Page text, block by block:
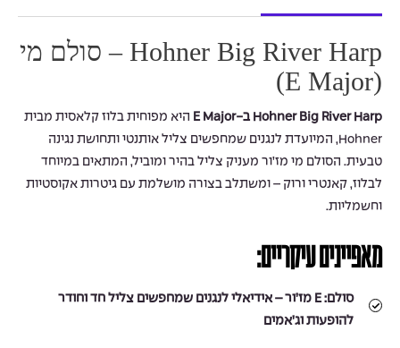
Hohner Big River Harp – סולם מי
(E Major)
Hohner Big River Harp ב-E Major
היא מפוחית בלוז קלאסית מבית
Hohner, המיועדת לנגנים שמחפשים צליל אותנטי ותחושת נגינה
טבעית. הסולם מי מז’ור מעניק צליל בהיר ומוביל, המתאים במיוחד
לבלוז, קאנטרי ורוק – ומשתלב בצורה מושלמת עם גיטרות אקוסטיות
וחשמליות.
מאפיינים עיקריים:
סולם:
E מז’ור – אידיאלי לנגנים שמחפשים צליל חד וחודר
להופעות וג’אמים